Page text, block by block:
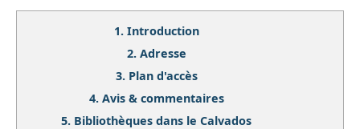
1. Introduction
2. Adresse
3. Plan d'accès
4. Avis & commentaires
5. Bibliothèques dans le Calvados